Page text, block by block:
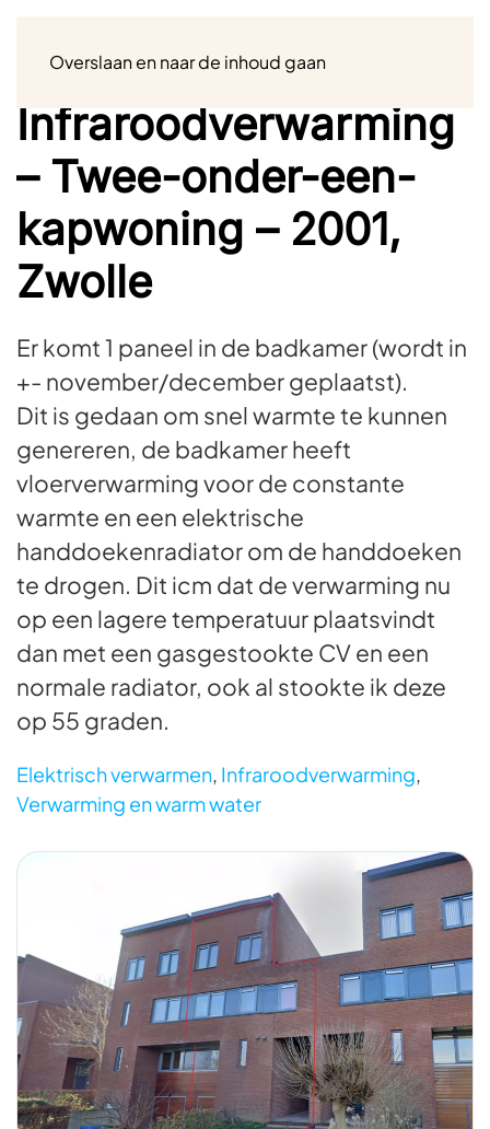
Overslaan en naar de inhoud gaan
Infraroodverwarming
– Twee-onder-een-
kapwoning – 2001,
Zwolle
Er komt 1 paneel in de badkamer (wordt in
+- november/december geplaatst).
Dit is gedaan om snel warmte te kunnen
genereren, de badkamer heeft
vloerverwarming voor de constante
warmte en een elektrische
handdoekenradiator om de handdoeken
te drogen. Dit icm dat de verwarming nu
op een lagere temperatuur plaatsvindt
dan met een gasgestookte CV en een
normale radiator, ook al stookte ik deze
op 55 graden.
Elektrisch verwarmen, Infraroodverwarming,
Verwarming en warm water